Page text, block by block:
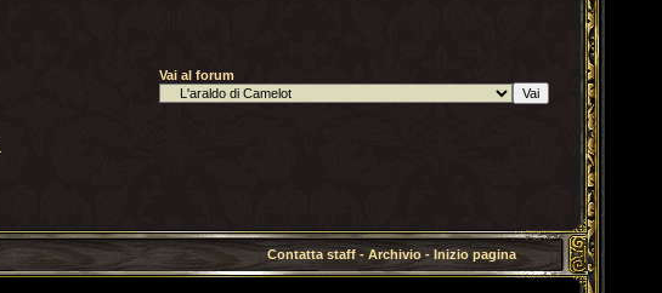
Vai al forum
Contatta staff- Archivio- Inizio pagina